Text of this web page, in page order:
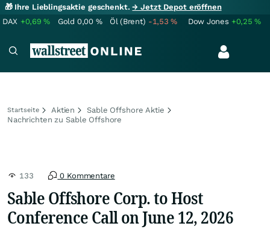
🎁 Ihre Lieblingsaktie geschenkt.→ Jetzt Depot eröffnen
DAX +0,69% Gold 0,00 % Öl (Brent) -1,53% Dow Jones +0,25%
Startseite Aktien
Sable Offshore Aktie
Nachrichten zu Sable Offshore
133 0 Kommentare
Sable Offshore Corp. to Host
Conference Call on June 12, 2026